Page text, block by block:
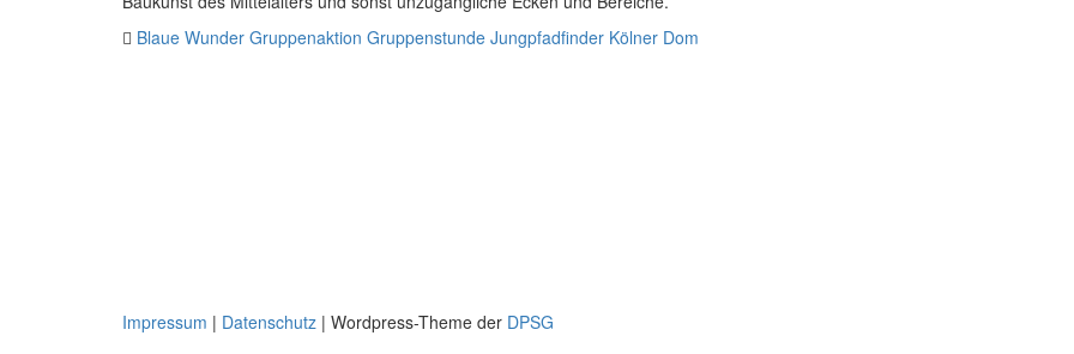
Blaue Wunder Gruppenaktion Gruppenstunde Jungpfadfinder Kölner Dom
Impressum | Datenschutz | Wordpress-Theme der DPSG